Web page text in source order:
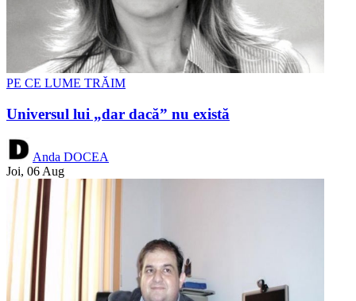
PE CE LUME TRĂIM
Universul lui „dar dacă” nu există
Anda DOCEA
Joi, 06 Aug